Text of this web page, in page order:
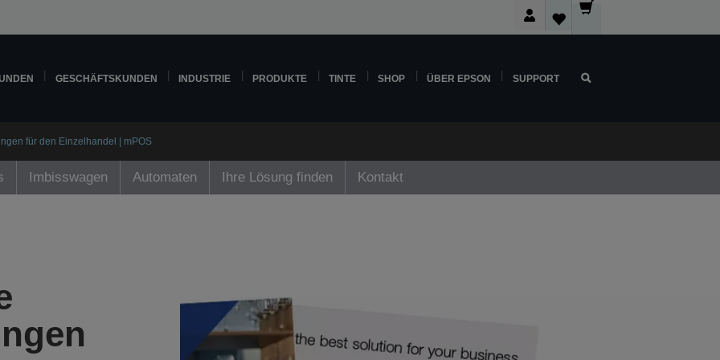
GESCHÄFTSKUNDEN INDUSTRIE PRODUKTE TINTE SHOP ÜBER EPSON SUPPORT
für den Einzelhandel | mPOS
Imbisswagen Automaten Ihre Lösung finden Kontakt